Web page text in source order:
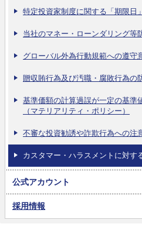
特定投資家制度に関する「期限日
当社のマネー・ローンダリング等
グローバル外為行動規範への遵守
贈収賄行為及び汚職・腐敗行為の
基準価額の計算過誤が一定の基準
（マテリアリティ・ポリシー）
不審な投資勧誘や詐欺行為への注
カスタマー・ハラスメントに対す
公式アカウント
採用情報